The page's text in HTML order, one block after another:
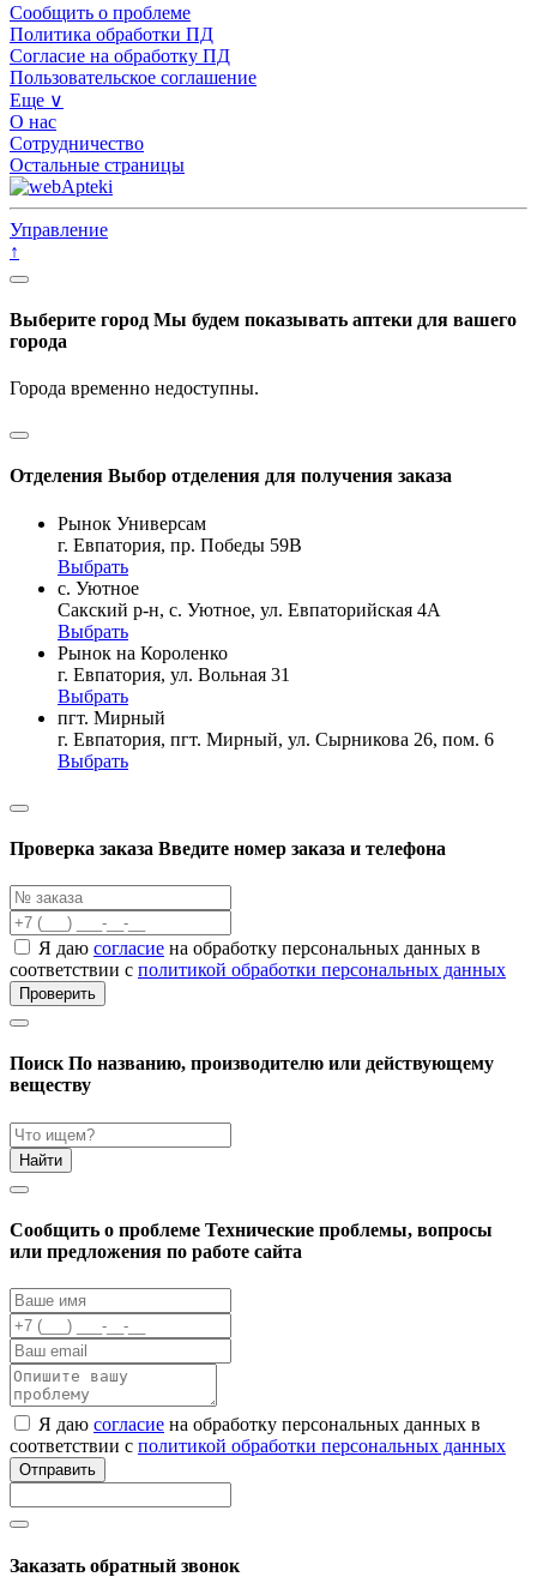
Сообщить о проблеме
Политика обработки ПД
Согласие на обработку ПД
Пользовательское соглашение
Еще ∨
О нас
Сотрудничество
Остальные страницы
Управление
↑
Выберите город Мы будем показывать аптеки для вашего
города
Города временно недоступны.
Отделения Выбор отделения для получения заказа
Рынок Универсам
г. Евпатория, пр. Победы 59В
Выбрать
с. Уютное
Сакский р-н, с. Уютное, ул. Евпаторийская 4А
Выбрать
Рынок на Короленко
г. Евпатория, ул. Вольная 31
Выбрать
пгт. Мирный
г. Евпатория, пгт. Мирный, ул. Сырникова 26, пом. 6
Выбрать
Проверка заказа Введите номер заказа и телефона
Я даю согласие на обработку персональных данных в
соответствии с политикой обработки персональных данных
Проверить
ПоискПо названию, производителю или действующему
веществу
Найти
Cообщить о проблеме Технические проблемы, вопросы
или предложения по работе сайта
Я даю согласие на обработку персональных данных в
соответствии с политикой обработки персональных данных
Отправить
Заказать обратный звонок